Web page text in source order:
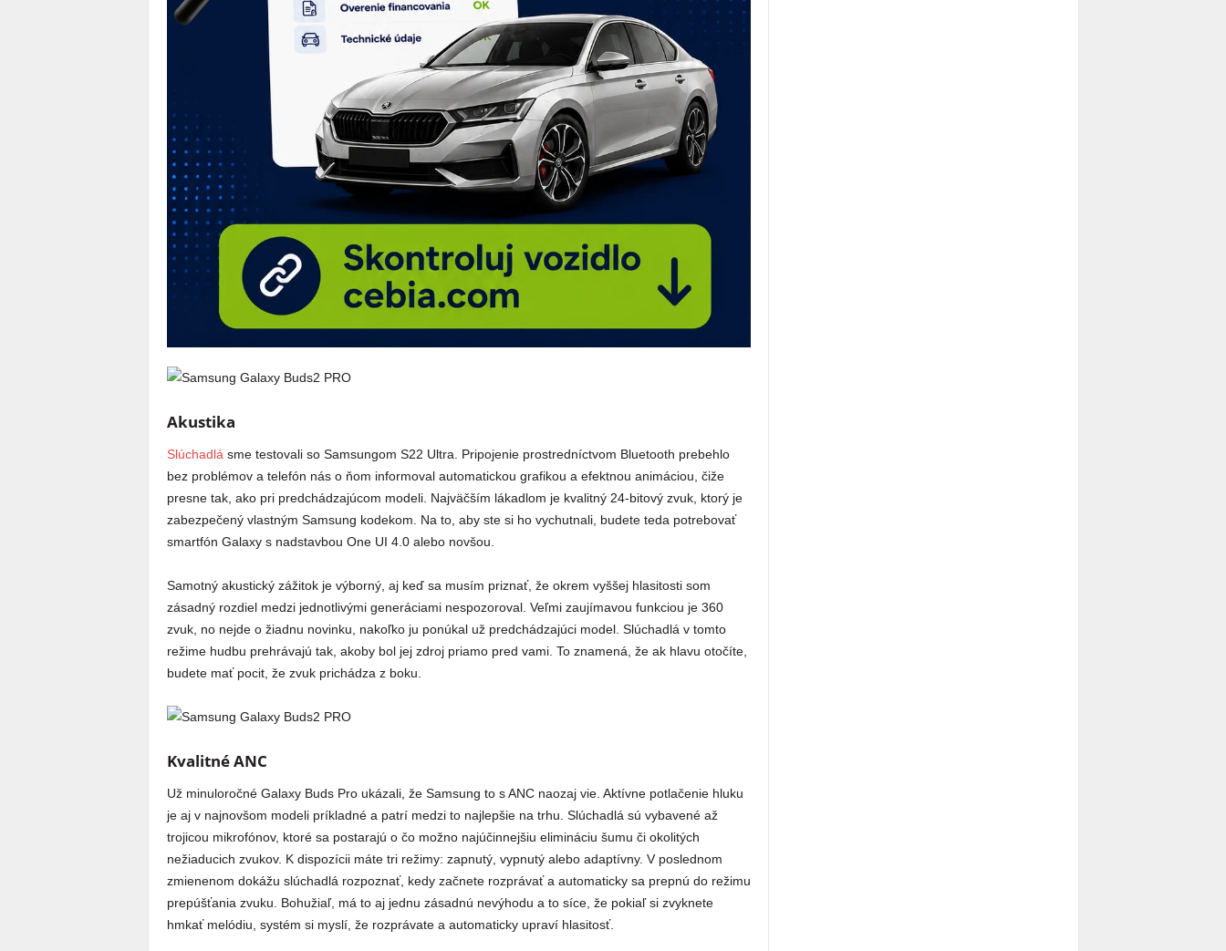
Akustika
Slúchadlá sme testovali so Samsungom S22 Ultra. Pripojenie prostredníctvom Bluetooth prebehlo
bez problémov a telefón nás o ňom informoval automatickou grafikou a efektnou animáciou, čiže
presne tak, ako pri predchádzajúcom modeli. Najväčším lákadlom je kvalitný 24-bitový zvuk, ktorý je
zabezpečený vlastným Samsung kodekom. Na to, aby ste si ho vychutnali, budete teda potrebovať
smartfón Galaxy s nadstavbou One UI 4.0 alebo novšou.
Samotný akustický zážitok je výborný, aj keď sa musím priznať, že okrem vyššej hlasitosti som
zásadný rozdiel medzi jednotlivými generáciami nespozoroval. Veľmi zaujímavou funkciou je 360
zvuk, no nejde o žiadnu novinku, nakoľko ju ponúkal už predchádzajúci model. Slúchadlá v tomto
režime hudbu prehrávajú tak, akoby bol jej zdroj priamo pred vami. To znamená, že ak hlavu otočíte,
budete mať pocit, že zvuk prichádza z boku.
Kvalitné ANC
Už minuloročné Galaxy Buds Pro ukázali, že Samsung to s ANC naozaj vie. Aktívne potlačenie hluku
je aj v najnovšom modeli príkladné a patrí medzi to najlepšie na trhu. Slúchadlá sú vybavené až
trojicou mikrofónov, ktoré sa postarajú o čo možno najúčinnejšiu elimináciu šumu či okolitých
nežiaducich zvukov. K dispozícii máte tri režimy: zapnutý, vypnutý alebo adaptívny. V poslednom
zmienenom dokážu slúchadlá rozpoznať, kedy začnete rozprávať a automaticky sa prepnú do režimu
prepúšťania zvuku. Bohužiaľ, má to aj jednu zásadnú nevýhodu a to síce, že pokiaľ si zvyknete
hmkať melódiu, systém si myslí, že rozprávate a automaticky upraví hlasitosť.